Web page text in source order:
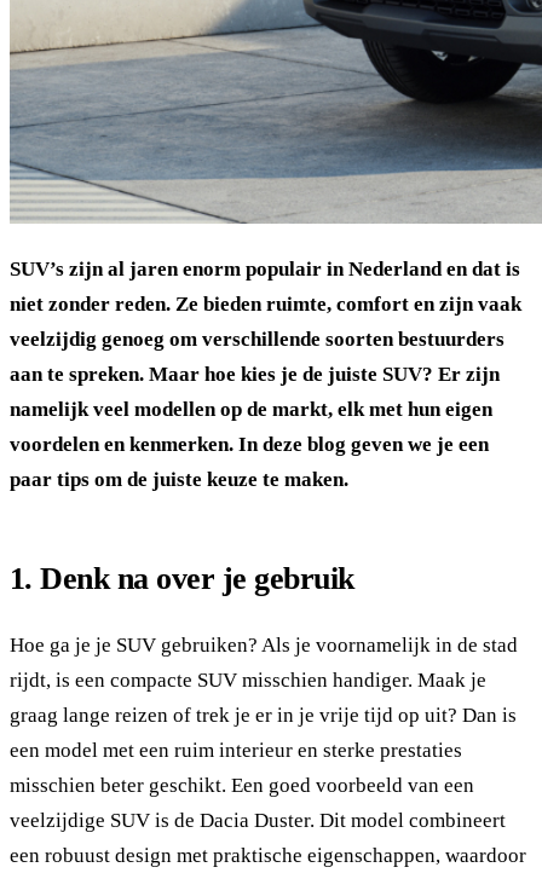
SUV’s zijn al jaren enorm populair in Nederland en dat is
niet zonder reden. Ze bieden ruimte, comfort en zijn vaak
veelzijdig genoeg om verschillende soorten bestuurders
aan te spreken. Maar hoe kies je de juiste SUV? Er zijn
namelijk veel modellen op de markt, elk met hun eigen
voordelen en kenmerken. In deze blog geven we je een
paar tips om de juiste keuze te maken.
1. Denk na over je gebruik
Hoe ga je je SUV gebruiken? Als je voornamelijk in de stad
rijdt, is een compacte SUV misschien handiger. Maak je
graag lange reizen of trek je er in je vrije tijd op uit? Dan is
een model met een ruim interieur en sterke prestaties
misschien beter geschikt. Een goed voorbeeld van een
veelzijdige SUV is de Dacia Duster. Dit model combineert
een robuust design met praktische eigenschappen, waardoor